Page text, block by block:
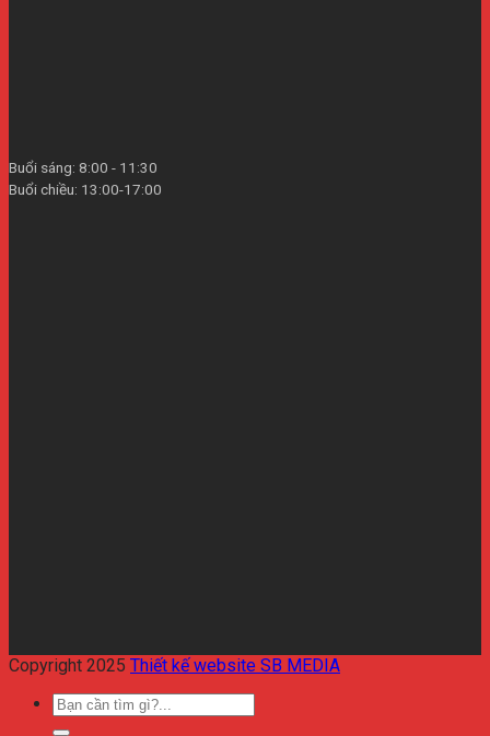
Buổi sáng: 8:00 - 11:30
Buổi chiều: 13:00-17:00
Copyright 2025 Thiết kế website SB MEDIA